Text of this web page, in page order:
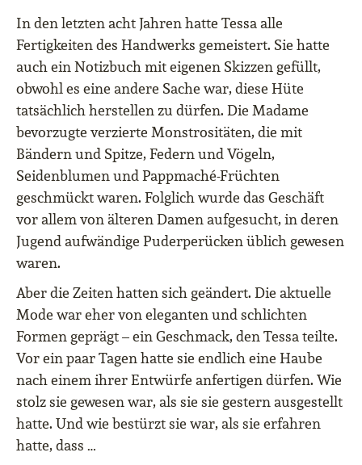
In den letzten acht Jahren hatte Tessa alle
Fertigkeiten des Handwerks gemeistert. Sie hatte
auch ein Notizbuch mit eigenen Skizzen gefüllt,
obwohl es eine andere Sache war, diese Hüte
tatsächlich herstellen zu dürfen. Die Madame
bevorzugte verzierte Monstrositäten, die mit
Bändern und Spitze, Federn und Vögeln,
Seidenblumen und Pappmaché-Früchten
geschmückt waren. Folglich wurde das Geschäft
vor allem von älteren Damen aufgesucht, in deren
Jugend aufwändige Puderperücken üblich gewesen
waren.
Aber die Zeiten hatten sich geändert. Die aktuelle
Mode war eher von eleganten und schlichten
Formen geprägt – ein Geschmack, den Tessa teilte.
Vor ein paar Tagen hatte sie endlich eine Haube
nach einem ihrer Entwürfe anfertigen dürfen. Wie
stolz sie gewesen war, als sie sie gestern ausgestellt
hatte. Und wie bestürzt sie war, als sie erfahren
hatte, dass …